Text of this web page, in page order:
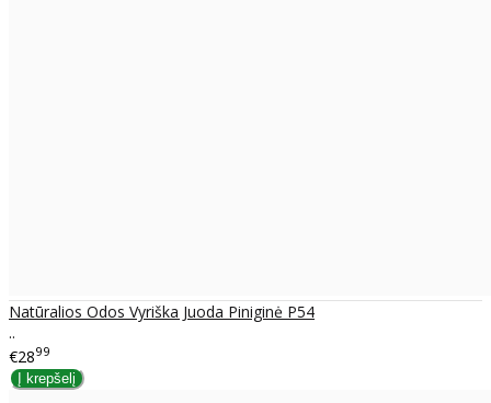
Natūralios Odos Vyriška Juoda Piniginė P54
..
€2899